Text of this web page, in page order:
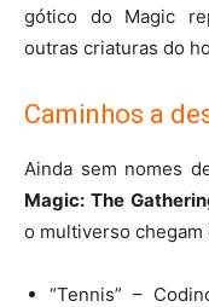
gótico do Magic
outras criaturas do
Caminhos a
Ainda sem nomes
Magic: The
o multiverso chegam
“Tennis” –